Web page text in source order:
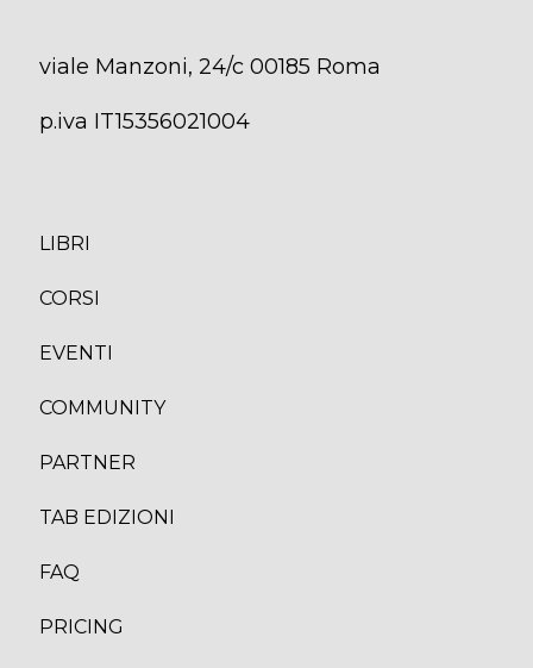
viale Manzoni, 24/c 00185 Roma
p.iva IT15356021004
LIBRI
CORSI
EVENTI
COMMUNITY
PARTNER
TAB EDIZIONI
FAQ
PRICING